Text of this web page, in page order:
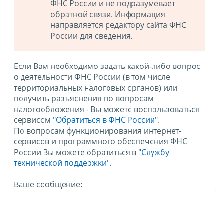
ФНС России и не подразумевает
обратной связи. Информация
направляется редактору сайта ФНС
России для сведения.
Если Вам необходимо задать какой-либо вопрос
о деятельности ФНС России (в том числе
территориальных налоговых органов) или
получить разъяснения по вопросам
налогообложения - Вы можете воспользоваться
сервисом "Обратиться в ФНС России".
По вопросам функционирования интернет-
сервисов и программного обеспечения ФНС
России Вы можете обратиться в "Службу
технической поддержки".
Ваше сообщение: